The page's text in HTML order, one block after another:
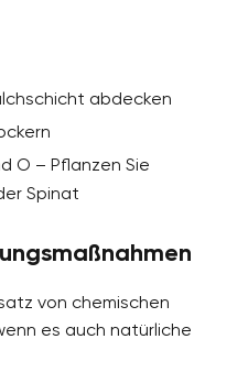
abdecken
O – Pflanzen Sie
Spinat
von chemischen
es auch natürliche